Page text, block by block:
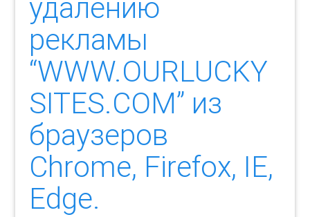
удалению
рекламы
“WWW.OURLUCKY
SITES.COM” из
браузеров
Chrome, Firefox, IE,
Edge.